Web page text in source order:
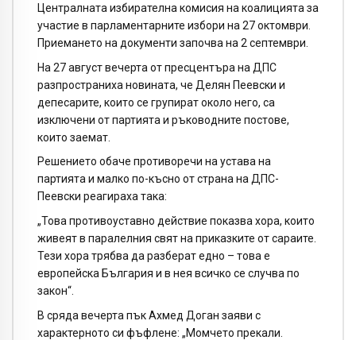
Централната избирателна комисия на коалицията за
участие в парламентарните избори на 27 октомври.
Приемането на документи започва на 2 септември.
На 27 август вечерта от пресцентъра на ДПС
разпространиха новината, че Делян Пеевски и
депесарите, които се групират около него, са
изключени от партията и ръководните постове,
които заемат.
Решението обаче противоречи на устава на
партията и малко по-късно от страна на ДПС-
Пеевски реагираха така:
„Това противоуставно действие показва хора, които
живеят в паралелния свят на приказките от сараите.
Тези хора трябва да разберат едно – това е
европейска България и в нея всичко се случва по
закон“.
В сряда вечерта пък Ахмед Доган заяви с
характерното си фъфлене: „Момчето прекали.